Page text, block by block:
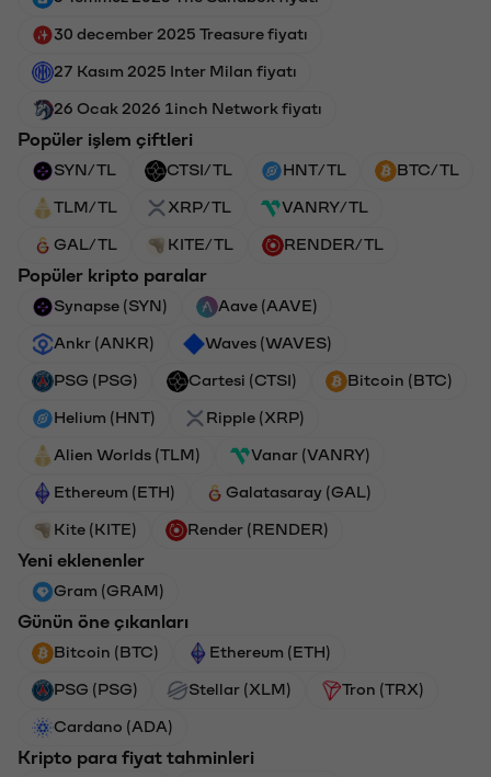
30 december 2025 Treasure fiyatı
27 Kasım 2025 Inter Milan fiyatı
26 Ocak 2026 1inch Network fiyatı
Popüler işlem çiftleri
SYN/TL CTSI/TL HNT/TL BTC/TL
TLM/TL XRP/TL VANRY/TL
GAL/TL KITE/TL RENDER/TL
Popüler kripto paralar
Synapse (SYN) Aave (AAVE)
Ankr (ANKR) Waves (WAVES)
PSG (PSG) Cartesi (CTSI) Bitcoin (BTC)
Helium (HNT) Ripple (XRP)
Alien Worlds (TLM) Vanar (VANRY)
Ethereum (ETH) Galatasaray (GAL)
Kite (KITE) Render (RENDER)
Yeni eklenenler
Gram (GRAM)
Günün öne çıkanları
Bitcoin (BTC) Ethereum (ETH)
PSG (PSG) Stellar (XLM) Tron (TRX)
Cardano (ADA)
Kripto para fiyat tahminleri